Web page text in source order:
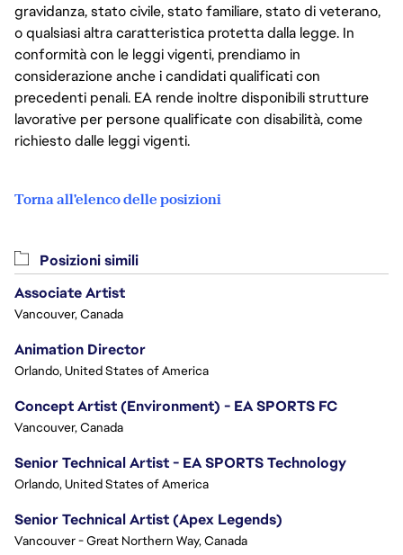
gravidanza, stato civile, stato familiare, stato di veterano,
o qualsiasi altra caratteristica protetta dalla legge. In
conformità con le leggi vigenti, prendiamo in
considerazione anche i candidati qualificati con
precedenti penali. EA rende inoltre disponibili strutture
lavorative per persone qualificate con disabilità, come
richiesto dalle leggi vigenti.
Torna all'elenco delle posizioni
Posizioni simili
Associate Artist
Vancouver, Canada
Animation Director
Orlando, United States of America
Concept Artist (Environment) - EA SPORTS FC
Vancouver, Canada
Senior Technical Artist - EA SPORTS Technology
Orlando, United States of America
Senior Technical Artist (Apex Legends)
Vancouver - Great Northern Way, Canada